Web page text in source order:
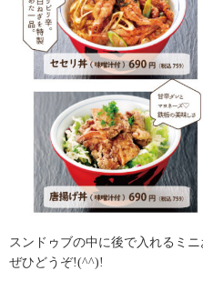
スンドゥブの中に後で入れるミニ
ぜひどうぞ!(^^)!